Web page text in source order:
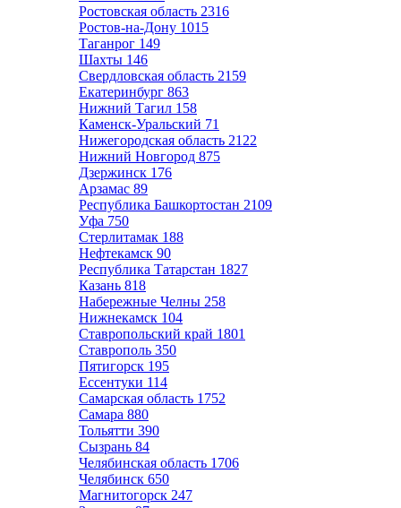
Ростовская область 2316
Ростов-на-Дону 1015
Таганрог 149
Шахты 146
Свердловская область 2159
Екатеринбург 863
Нижний Тагил 158
Каменск-Уральский 71
Нижегородская область 2122
Нижний Новгород 875
Дзержинск 176
Арзамас 89
Республика Башкортостан 2109
Уфа 750
Стерлитамак 188
Нефтекамск 90
Республика Татарстан 1827
Казань 818
Набережные Челны 258
Нижнекамск 104
Ставропольский край 1801
Ставрополь 350
Пятигорск 195
Ессентуки 114
Самарская область 1752
Самара 880
Тольятти 390
Сызрань 84
Челябинская область 1706
Челябинск 650
Магнитогорск 247